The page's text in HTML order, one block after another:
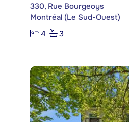
330, Rue Bourgeoys
Montréal (Le Sud-Ouest)
4
3